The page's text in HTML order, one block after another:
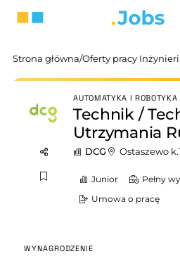
Strona główna/Oferty pracy
AUTOMATYKA I ROBOTYKA
Technik /
Utrzymania
DCG Ostaszewo
Junior
Pełny
Umowa o pracę
WYNAGRODZENIE